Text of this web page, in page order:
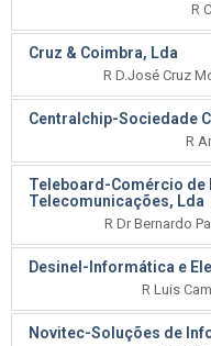
R
Cruz & Coimbra, Lda
R D.José Cruz
Centralchip-Sociedade
R
Teleboard-Comércio de
Telecomunicações, Lda
R Dr Bernardo
Desinel-Informática e
R Luis
Novitec-Soluções de